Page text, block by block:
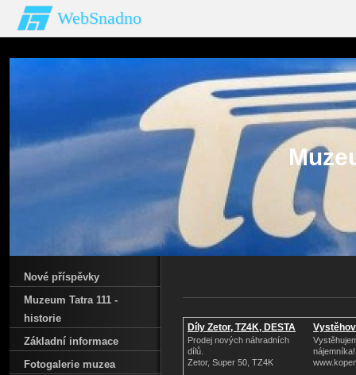
WebSnadno
Díly Zetor, TZ4K, DESTA
Prodej nových náhradních
dílů.
Zetor, Super 50, TZ4K
nájemníka!
Nové příspěvky
Muzeum Tatra 111 -
historie
Základní informace
Fotogalerie muzea